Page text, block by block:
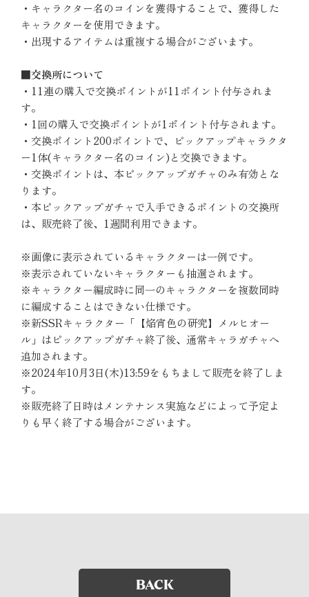
・キャラクター名のコインを獲得することで、獲得した
キャラクターを使用できます。
・出現するアイテムは重複する場合がございます。
■交換所について
・11連の購入で交換ポイントが11ポイント付与されま
す。
・1回の購入で交換ポイントが1ポイント付与されます。
・交換ポイント200ポイントで、ピックアップキャラクタ
ー1体(キャラクター名のコイン)と交換できます。
・交換ポイントは、本ピックアップガチャのみ有効とな
ります。
・本ピックアップガチャで入手できるポイントの交換所
は、販売終了後、1週間利用できます。
※画像に表示されているキャラクターは一例です。
※表示されていないキャラクターも抽選されます。
※キャラクター編成時に同一のキャラクターを複数同時
に編成することはできない仕様です。
※新SSRキャラクター「【焔宵色の研究】メルヒオー
ル」はピックアップガチャ終了後、通常キャラガチャへ
追加されます。
※2024年10月3日(木)13:59をもちまして販売を終了しま
す。
※販売終了日時はメンテナンス実施などによって予定よ
りも早く終了する場合がございます。
BACK